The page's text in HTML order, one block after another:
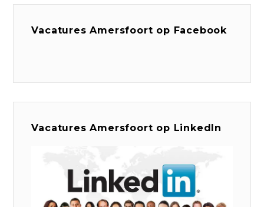
Vacatures Amersfoort op Facebook
Vacatures Amersfoort op LinkedIn